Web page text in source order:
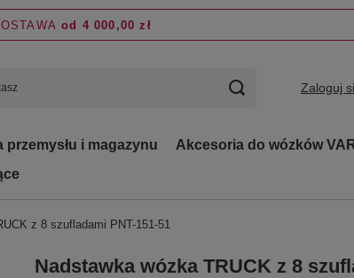
od 4 000,00 zł
Zaloguj
przemysłu i magazynu Akcesoria do wózków
z 8 szufladami PNT-151-51
Nadstawka wózka TRUCK z 8